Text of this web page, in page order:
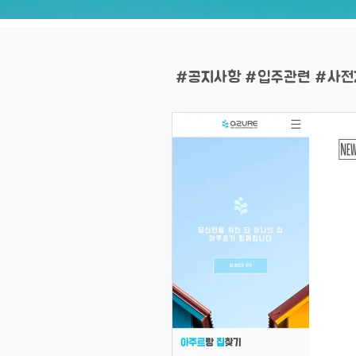
#공지사항 #입주관련 #사전